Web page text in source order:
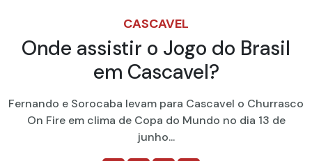
CASCAVEL
Onde assistir o Jogo do Brasil
em Cascavel?
Fernando e Sorocaba levam para Cascavel o Churrasco
On Fire em clima de Copa do Mundo no dia 13 de
junho...